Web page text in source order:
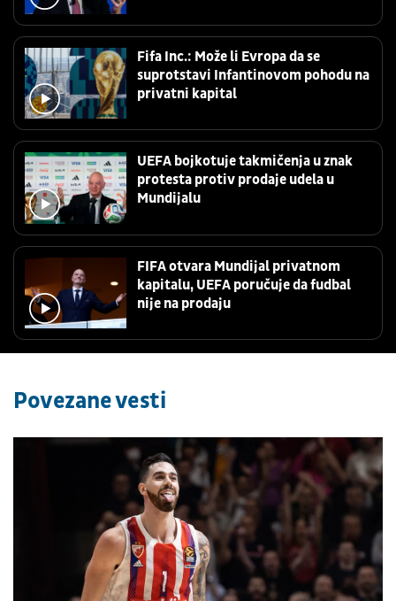
Fifa Inc.: Može li Evropa da se
suprotstavi Infantinovom pohodu na
privatni kapital
UEFA bojkotuje takmičenja u znak
protesta protiv prodaje udela u
Mundijalu
FIFA otvara Mundijal privatnom
kapitalu, UEFA poručuje da fudbal
nije na prodaju
Povezane vesti